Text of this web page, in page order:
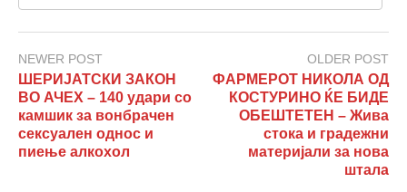
NEWER POST
ШЕРИЈАТСКИ ЗАКОН
ВО АЧЕХ – 140 удари со
камшик за вонбрачен
сексуален однос и
пиење алкохол
OLDER POST
ФАРМЕРОТ НИКОЛА ОД
КОСТУРИНО ЌЕ БИДЕ
ОБЕШТЕТЕН – Жива
стока и градежни
материјали за нова
штала